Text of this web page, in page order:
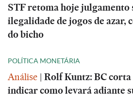
STF retoma hoje julgamento
ilegalidade de jogos de azar,
do bicho
POLÍTICA MONETÁRIA
Análise | Rolf Kuntz: BC
indicar como levará adiante